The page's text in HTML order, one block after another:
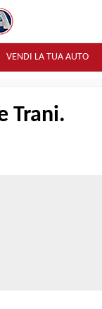
VENDI LA TUA AUTO
Trani.